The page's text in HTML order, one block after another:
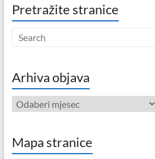
Pretražite stranice
Arhiva objava
Arhiva
objava
Mapa stranice